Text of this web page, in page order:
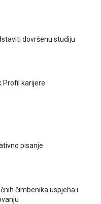
dovršenu studiju
Profil karijere
pisanje
čimbenika uspjeha i